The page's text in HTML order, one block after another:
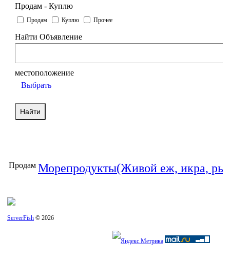
Продам - Куплю
Продам Куплю Прочее
Найти Объявление
местоположение
Выбрать
Продам Морепродукты(Живой еж, икра,
ServerFish © 2026